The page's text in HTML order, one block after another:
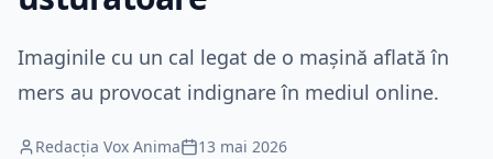
Imaginile cu un cal legat de o mașină aflată în
mers au provocat indignare în mediul online.
Redacția Vox Anima 13 mai 2026